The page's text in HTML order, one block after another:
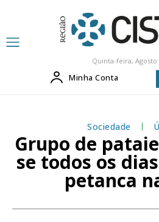
Quinta-feira, Agosto
Minha Conta
Sociedade
Grupo de
se todos os
petanca